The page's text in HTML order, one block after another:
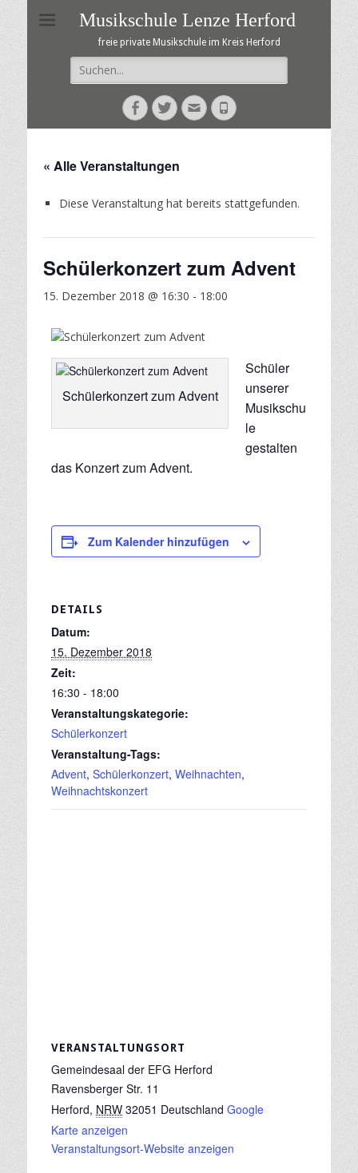
Musikschule Lenze Herford
freie private Musikschule im Kreis Herford
Suche
nach:
Facebook
Twitter
E-
Mail
Telefon
« Alle Veranstaltungen
Diese Veranstaltung hat bereits stattgefunden.
Schülerkonzert zum Advent
15. Dezember 2018 @ 16:30 - 18:00
Schülerkonzert zum Advent
Schüler
unserer
Musikschu
le
gestalten
das Konzert zum Advent.
Zum Kalender hinzufügen
DETAILS
Datum:
15. Dezember 2018
Zeit:
16:30 - 18:00
Veranstaltungskategorie:
Schülerkonzert
Veranstaltung-Tags:
Advent, Schülerkonzert, Weihnachten,
Weihnachtskonzert
VERANSTALTUNGSORT
Gemeindesaal der EFG Herford
Ravensberger Str. 11
Herford, NRW 32051 Deutschland Google
Karte anzeigen
Veranstaltungsort-Website anzeigen